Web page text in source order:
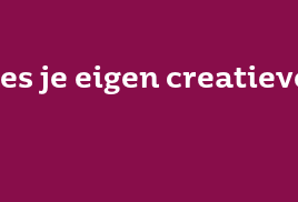
je eigen